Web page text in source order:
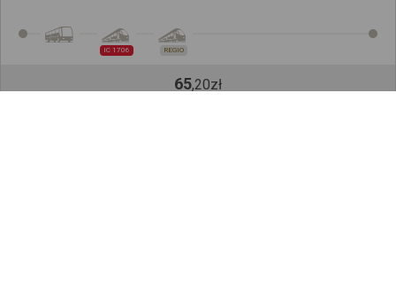
IC 1706 REGIO
65,20zł